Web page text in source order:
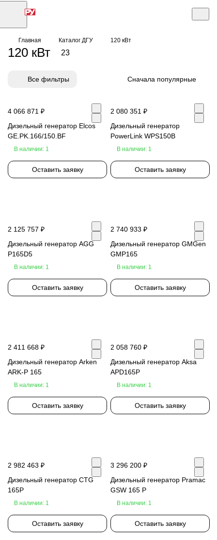
Главная Каталог ДГУ 120 кВт
120 кВт 23
Все фильтры Сначала популярные
4 066 871 ₽
Дизельный генератор Elcos
GE.PK.166/150.BF
В наличии: 1
Оставить заявку
2 080 351 ₽
Дизельный генератор
PowerLink WPS150B
В наличии: 1
Оставить заявку
2 125 757 ₽
Дизельный генератор AGG
P165D5
В наличии: 1
Оставить заявку
2 740 933 ₽
Дизельный генератор GMGen
GMP165
В наличии: 1
Оставить заявку
2 411 668 ₽
Дизельный генератор Arken
ARK-P 165
В наличии: 1
Оставить заявку
2 058 760 ₽
Дизельный генератор Aksa
APD165P
В наличии: 1
Оставить заявку
2 982 463 ₽
Дизельный генератор CTG
165P
В наличии: 1
Оставить заявку
3 296 200 ₽
Дизельный генератор Pramac
GSW 165 P
В наличии: 1
Оставить заявку